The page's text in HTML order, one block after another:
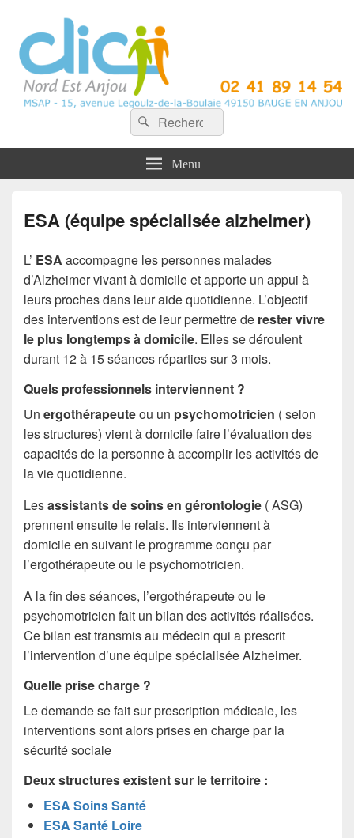
CLIC Nord Est Anjou
Recherche :
Rechercher
Menu
ESA (équipe spécialisée alzheimer)
L’ ESA accompagne les personnes malades
d’Alzheimer vivant à domicile et apporte un appui à
leurs proches dans leur aide quotidienne. L’objectif
des interventions est de leur permettre de rester vivre
le plus longtemps à domicile. Elles se déroulent
durant 12 à 15 séances réparties sur 3 mois.
Quels professionnels interviennent ?
Un ergothérapeuteou un psychomotricien ( selon
les structures) vient à domicile faire l’évaluation des
capacités de la personne à accomplir les activités de
la vie quotidienne.
Lesassistants de soins en gérontologie ( ASG)
prennent ensuite le relais. Ils interviennent à
domicile en suivant le programme conçu par
l’ergothérapeute ou le psychomotricien.
A la fin des séances, l’ergothérapeute ou le
psychomotricien fait un bilan des activités réalisées.
Ce bilan est transmis au médecin qui a prescrit
l’intervention d’une équipe spécialisée Alzheimer.
Quelle prise charge ?
Le demande se fait sur prescription médicale, les
interventions sont alors prises en charge par la
sécurité sociale
Deux structures existent sur le territoire :
ESA Soins Santé
ESA Santé Loire